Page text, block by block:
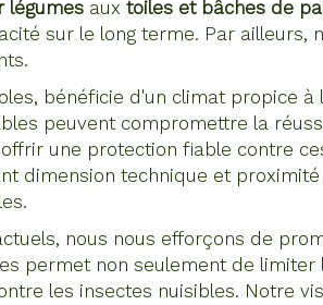
légumes auxtoiles et bâches de
sur le long terme. Par
bénéficie d'un climat propice
peuvent compromettre la
une protection fiable contre
dimension technique et
nous nous efforçons de
permet non seulement de
les insectes nuisibles. Notre